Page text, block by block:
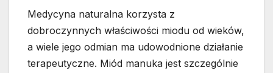
Medycyna naturalna korzysta z
dobroczynnych właściwości miodu od wieków,
a wiele jego odmian ma udowodnione działanie
terapeutyczne. Miód manuka jest szczególnie